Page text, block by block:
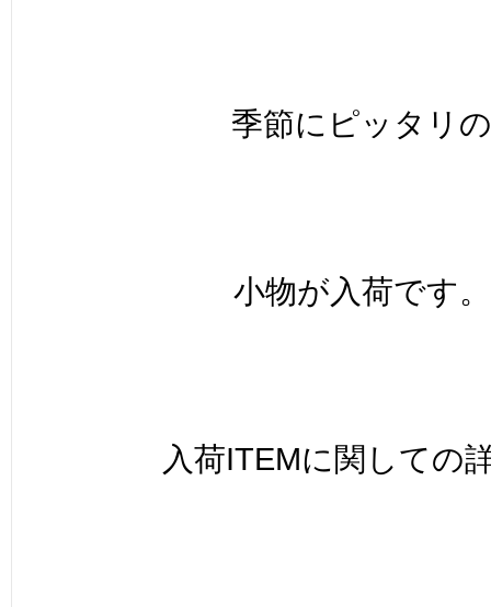
季節にピッタリの
小物が入荷です。
入荷ITEMに関しての